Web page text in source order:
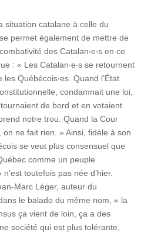
situation catalane à celle du
permet également de mettre de
des Catalan‧e‧s en ce
: « Les Catalan‧e‧s se retournent
Québécois‧es. Quand l’État
condamnait une loi,
de bord et en votaient
notre trou. Quand la Cour
ne fait rien. » Ainsi, fidèle à son
se veut plus consensuel que
comme un peuple
toutefois pas née d’hier.
Marc Léger, auteur du
le balado du même nom, « la
ça vient de loin, ça a des
société qui est plus tolérante,